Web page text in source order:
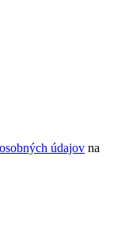
osobných údajov na